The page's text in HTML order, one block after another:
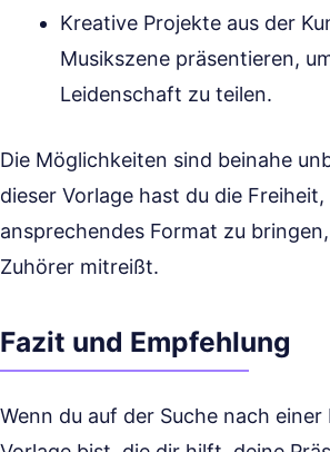
Kreative Projekte aus der
Musikszene präsentieren,
Leidenschaft zu teilen.
Die Möglichkeiten sind beinahe
dieser Vorlage hast du die
ansprechendes Format zu
Zuhörer mitreißt.
Fazit und Empfehlung
Wenn du auf der Suche nach